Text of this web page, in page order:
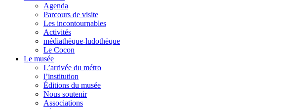
Agenda
Parcours de visite
Les incontournables
Activités
médiathèque-ludothèque
Le Cocon
Le musée
L’arrivée du métro
l’institution
Éditions du musée
Nous soutenir
Associations